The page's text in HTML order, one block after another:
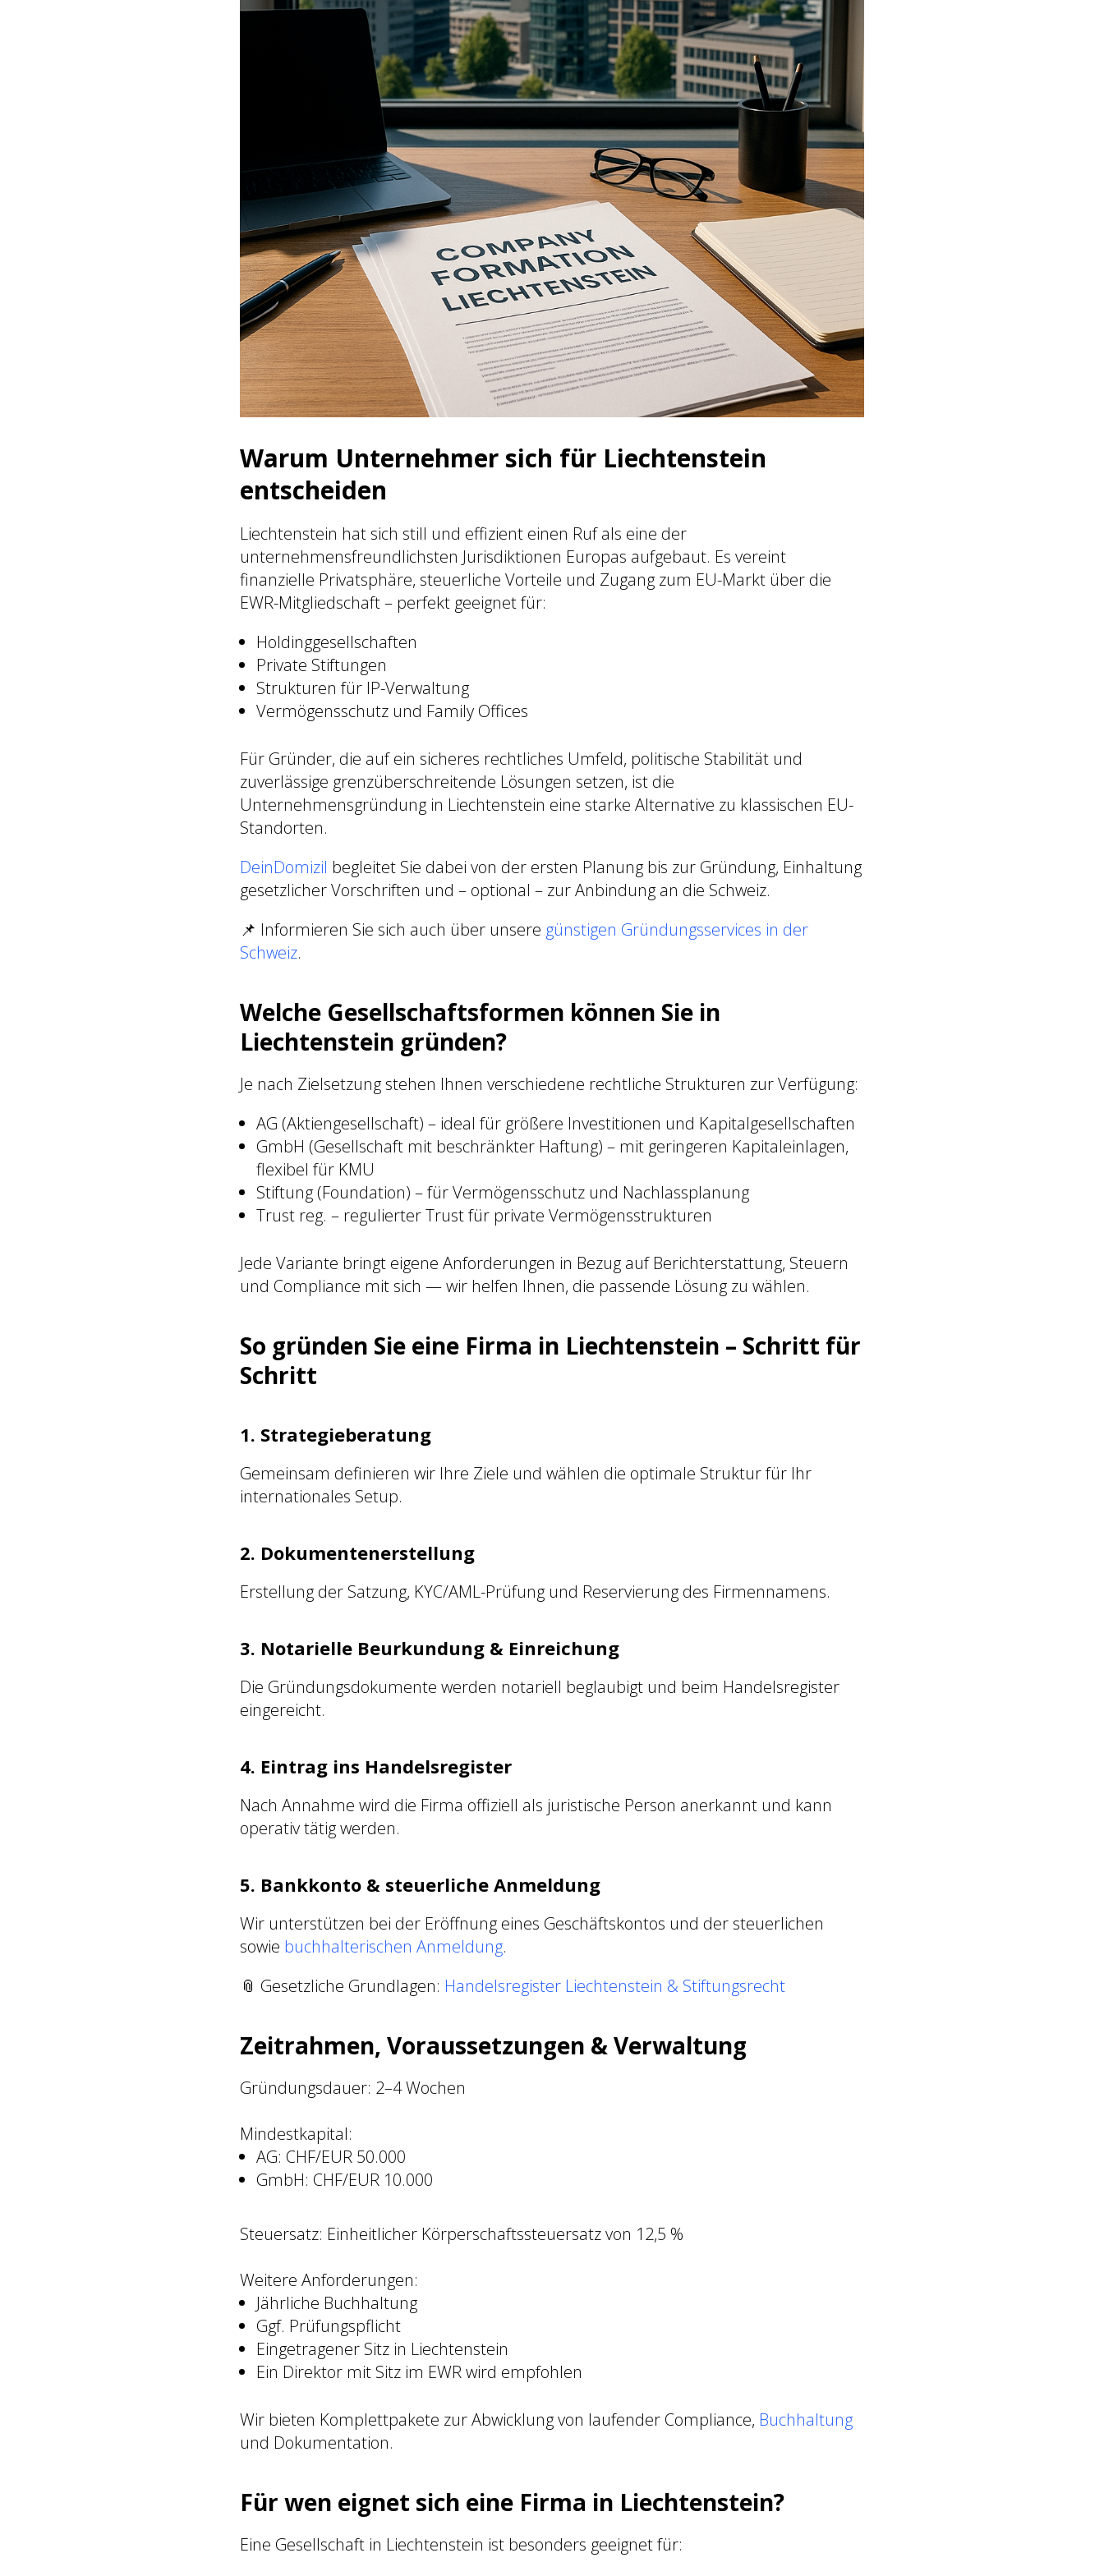
Warum Unternehmer sich für Liechtenstein
entscheiden
Liechtenstein hat sich still und effizient einen Ruf als eine der
unternehmensfreundlichsten Jurisdiktionen Europas aufgebaut. Es vereint
finanzielle Privatsphäre, steuerliche Vorteile und Zugang zum EU-Markt über die
EWR-Mitgliedschaft – perfekt geeignet für:
Holdinggesellschaften
Private Stiftungen
Strukturen für IP-Verwaltung
Vermögensschutz und Family Offices
Für Gründer, die auf ein sicheres rechtliches Umfeld, politische Stabilität und
zuverlässige grenzüberschreitende Lösungen setzen, ist die
Unternehmensgründung in Liechtenstein eine starke Alternative zu klassischen EU-
Standorten.
DeinDomizil begleitet Sie dabei von der ersten Planung bis zur Gründung, Einhaltung
gesetzlicher Vorschriften und – optional – zur Anbindung an die Schweiz.
📌 Informieren Sie sich auch über unsere günstigen Gründungsservices in der
Schweiz.
Welche Gesellschaftsformen können Sie in
Liechtenstein gründen?
Je nach Zielsetzung stehen Ihnen verschiedene rechtliche Strukturen zur Verfügung:
AG (Aktiengesellschaft) – ideal für größere Investitionen und Kapitalgesellschaften
GmbH (Gesellschaft mit beschränkter Haftung) – mit geringeren Kapitaleinlagen,
flexibel für KMU
Stiftung (Foundation) – für Vermögensschutz und Nachlassplanung
Trust reg. – regulierter Trust für private Vermögensstrukturen
Jede Variante bringt eigene Anforderungen in Bezug auf Berichterstattung, Steuern
und Compliance mit sich — wir helfen Ihnen, die passende Lösung zu wählen.
So gründen Sie eine Firma in Liechtenstein – Schritt für
Schritt
1. Strategieberatung
Gemeinsam definieren wir Ihre Ziele und wählen die optimale Struktur für Ihr
internationales Setup.
2. Dokumentenerstellung
Erstellung der Satzung, KYC/AML-Prüfung und Reservierung des Firmennamens.
3. Notarielle Beurkundung & Einreichung
Die Gründungsdokumente werden notariell beglaubigt und beim Handelsregister
eingereicht.
4. Eintrag ins Handelsregister
Nach Annahme wird die Firma offiziell als juristische Person anerkannt und kann
operativ tätig werden.
5. Bankkonto & steuerliche Anmeldung
Wir unterstützen bei der Eröffnung eines Geschäftskontos und der steuerlichen
sowie buchhalterischen Anmeldung.
📎 Gesetzliche Grundlagen: Handelsregister Liechtenstein & Stiftungsrecht
Zeitrahmen, Voraussetzungen & Verwaltung
Gründungsdauer: 2–4 Wochen
Mindestkapital:
AG: CHF/EUR 50.000
GmbH: CHF/EUR 10.000
Steuersatz: Einheitlicher Körperschaftssteuersatz von 12,5 %
Weitere Anforderungen:
Jährliche Buchhaltung
Ggf. Prüfungspflicht
Eingetragener Sitz in Liechtenstein
Ein Direktor mit Sitz im EWR wird empfohlen
Wir bieten Komplettpakete zur Abwicklung von laufender Compliance, Buchhaltung
und Dokumentation.
Für wen eignet sich eine Firma in Liechtenstein?
Eine Gesellschaft in Liechtenstein ist besonders geeignet für: